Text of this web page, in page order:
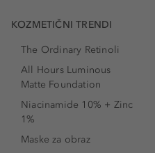
KOZMETIČNI TRENDI
The Ordinary Retinoli
All Hours Luminous
Matte Foundation
Niacinamide 10% + Zinc
1%
Maske za obraz